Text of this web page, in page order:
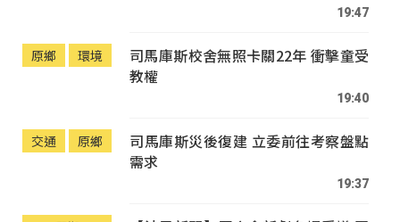
19:47
原鄉 環境
司馬庫斯校舍無照卡關22年 衝擊童受
教權
19:40
交通 原鄉
司馬庫斯災後復建 立委前往考察盤點
需求
19:37